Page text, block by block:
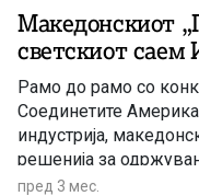
Македонскиот
светскиот
Рамо до рамо со
Соединетите
индустрија,
решенија за
пред 3 мес.